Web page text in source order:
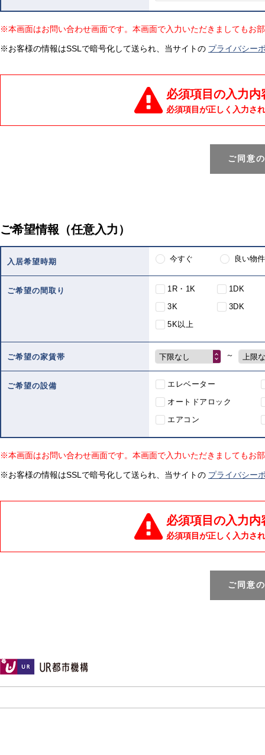
※本画面はお問い合わせ画面です。本画面で入力いただきましてもお
※お客様の情報はSSLで暗号化して送られ、当サイトの プライバシー
必須項目の入力
必須項目が正しく入力さ
ご同意
ご希望情報（任意入力）
入居希望時期 今すぐ 良い物
ご希望の間取り 1R・1K
1DK
3K
3DK
5K以上
ご希望の家賃帯 下限なし ～ 上限
ご希望の設備
エレベーター
オートドアロック
エアコン
※本画面はお問い合わせ画面です。本画面で入力いただきましてもお
※お客様の情報はSSLで暗号化して送られ、当サイトの プライバシー
必須項目の入力
必須項目が正しく入力さ
ご同意